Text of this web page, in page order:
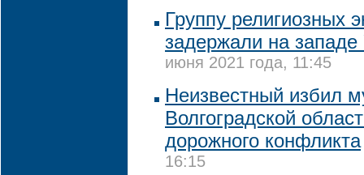
Группу религиозных
задержали на западе
июня 2021 года, 11:45
Неизвестный избил
Волгоградской
дорожного конфликта
16:15